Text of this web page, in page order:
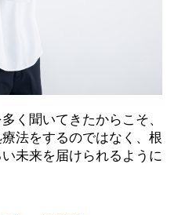
く聞いてきたからこそ、
法をするのではなく、根
未来を届けられるように